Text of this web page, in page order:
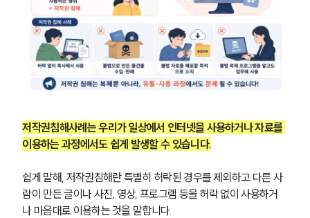
저작권침해사례는 우리가 일상에서 인터넷을 사용하거나 자료를
이용하는 과정에서도 쉽게 발생할 수 있습니다.
쉽게 말해, 저작권침해란 특별히 허락된 경우를 제외하고 다른 사
람이 만든 글이나 사진, 영상, 프로그램 등을 허락 없이 사용하거
나 마음대로 이용하는 것을 말합니다.